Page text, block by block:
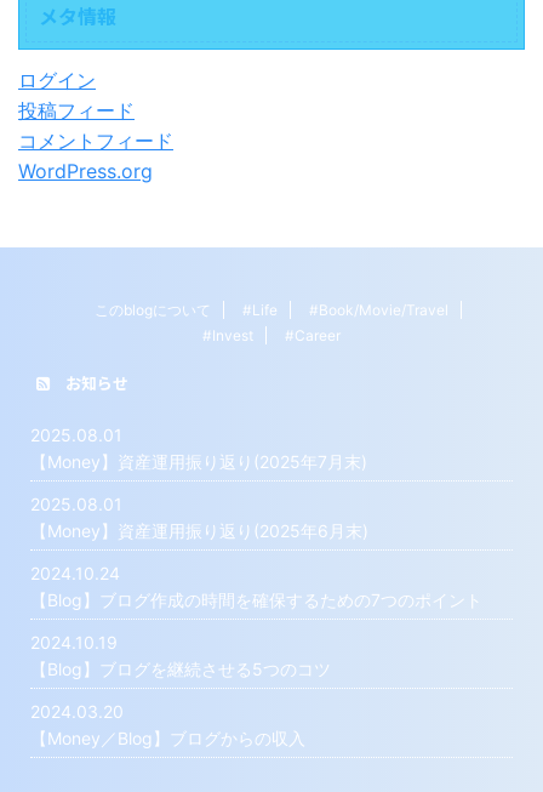
メタ情報
ログイン
投稿フィード
コメントフィード
WordPress.org
このblogについて #Life
#Book/Movie/Travel
#Invest
#Career
お知らせ
2025.08.01
【Money】資産運用振り返り(2025年7月末)
2025.08.01
【Money】資産運用振り返り(2025年6月末)
2024.10.24
【Blog】ブログ作成の時間を確保するための7つのポイント
2024.10.19
【Blog】ブログを継続させる5つのコツ
2024.03.20
【Money／Blog】ブログからの収入